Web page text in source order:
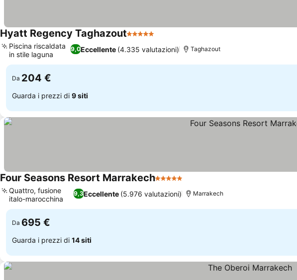
Hyatt Regency Taghazout5 Stelle
9,0Eccellente (4.335 valutazioni)
Piscina riscaldata
in stile laguna
Taghazout
Da 204 €
Guarda i prezzi di 9 siti
Four Seasons Resort Marrakech5 Stelle
9,3Eccellente (5.976 valutazioni)
Quattro, fusione
italo-marocchina
Marrakech
Da 695 €
Guarda i prezzi di 14 siti